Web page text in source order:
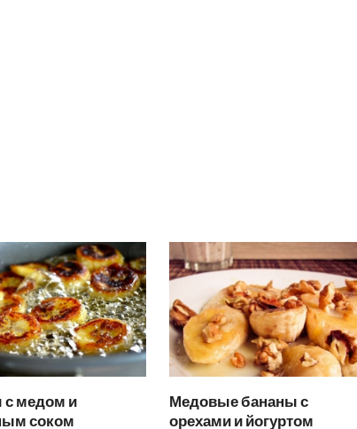
с медом и
соком
Медовые бананы с
орехами и йогуртом